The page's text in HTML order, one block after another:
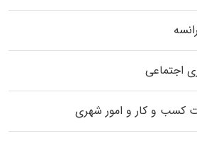
اجتماعی
کسب و کار و امور شهری